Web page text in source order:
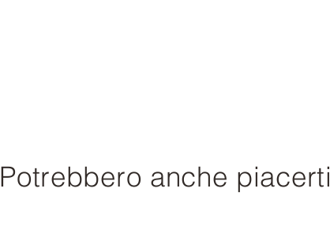
Potrebbero anche piacerti